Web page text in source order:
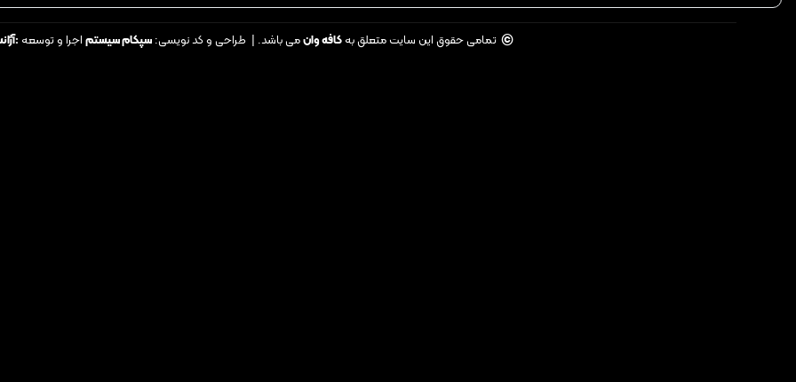
© تمامی حقوق این سایت متعلق به کافه وانمی باشد. | طراحی و کد نویسی: سپکام سیستم اجرا و توسعه :